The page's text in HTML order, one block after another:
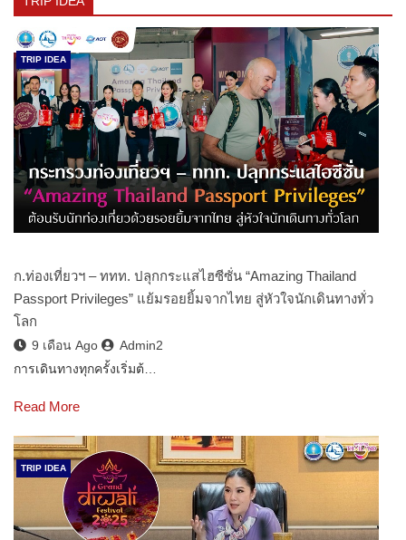
TRIP IDEA
ก.ท่องเที่ยวฯ – ททท. ปลุกกระแสไฮซีซั่น “Amazing Thailand
Passport Privileges” แย้มรอยยิ้มจากไทย สู่หัวใจนักเดินทางทั่ว
โลก
9 เดือน Ago
Admin2
การเดินทางทุกครั้งเริ่มต้…
Read More
TRIP IDEA